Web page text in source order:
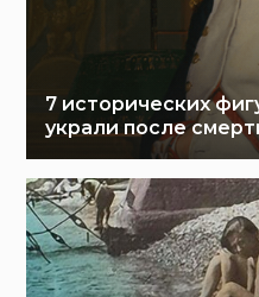
7 исторических
украли после